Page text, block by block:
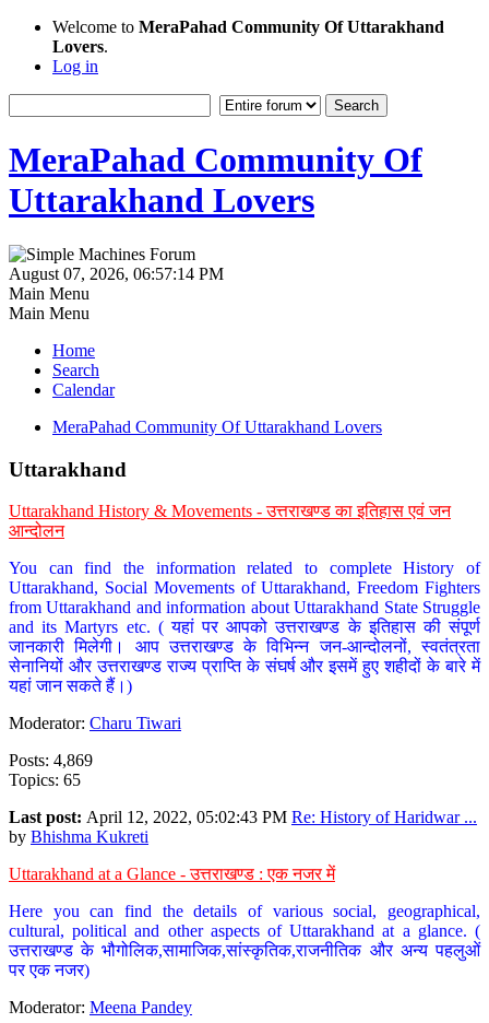
Welcome to MeraPahad Community Of Uttarakhand
Lovers.
Log in
MeraPahad Community Of
Uttarakhand Lovers
August 07, 2026, 06:57:14 PM
Main Menu
Main Menu
Home
Search
Calendar
MeraPahad Community Of Uttarakhand Lovers
Uttarakhand
Uttarakhand History & Movements - उत्तराखण्ड का इतिहास एवं जन
आन्दोलन
You can find the information related to complete History of
Uttarakhand, Social Movements of Uttarakhand, Freedom Fighters
from Uttarakhand and information about Uttarakhand State Struggle
and its Martyrs etc. ( यहां पर आपको उत्तराखण्ड के इतिहास की संपूर्ण
जानकारी मिलेगी। आप उत्तराखण्ड के विभिन्न जन-आन्दोलनों, स्वतंत्रता
सेनानियों और उत्तराखण्ड राज्य प्राप्ति के संघर्ष और इसमें हुए शहीदों के बारे में
यहां जान सकते हैं।)
Moderator: Charu Tiwari
Posts: 4,869
Topics: 65
Last post: April 12, 2022, 05:02:43 PM Re: History of Haridwar ...
by Bhishma Kukreti
Uttarakhand at a Glance - उत्तराखण्ड : एक नजर में
Here you can find the details of various social, geographical,
cultural, political and other aspects of Uttarakhand at a glance. (
उत्तराखण्ड के भौगोलिक,सामाजिक,सांस्कृतिक,राजनीतिक और अन्य पहलुओं
पर एक नजर)
Moderator: Meena Pandey